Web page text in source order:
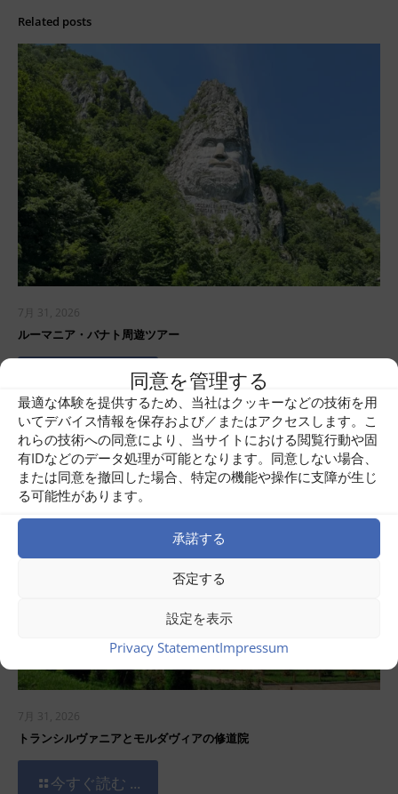
同意を管理する
最適な体験を提供するため、当社はクッキーなどの技術を用
いてデバイス情報を保存および／またはアクセスします。こ
れらの技術への同意により、当サイトにおける閲覧行動や固
有IDなどのデータ処理が可能となります。同意しない場合、
または同意を撤回した場合、特定の機能や操作に支障が生じ
る可能性があります。
承諾する
否定する
設定を表示
Privacy StatementImpressum
Related posts
7月 31, 2026
ルーマニア・バナト周遊ツアー
今すぐ読む ...
7月 31, 2026
トランシルヴァニアとモルダヴィアの修道院
今すぐ読む ...